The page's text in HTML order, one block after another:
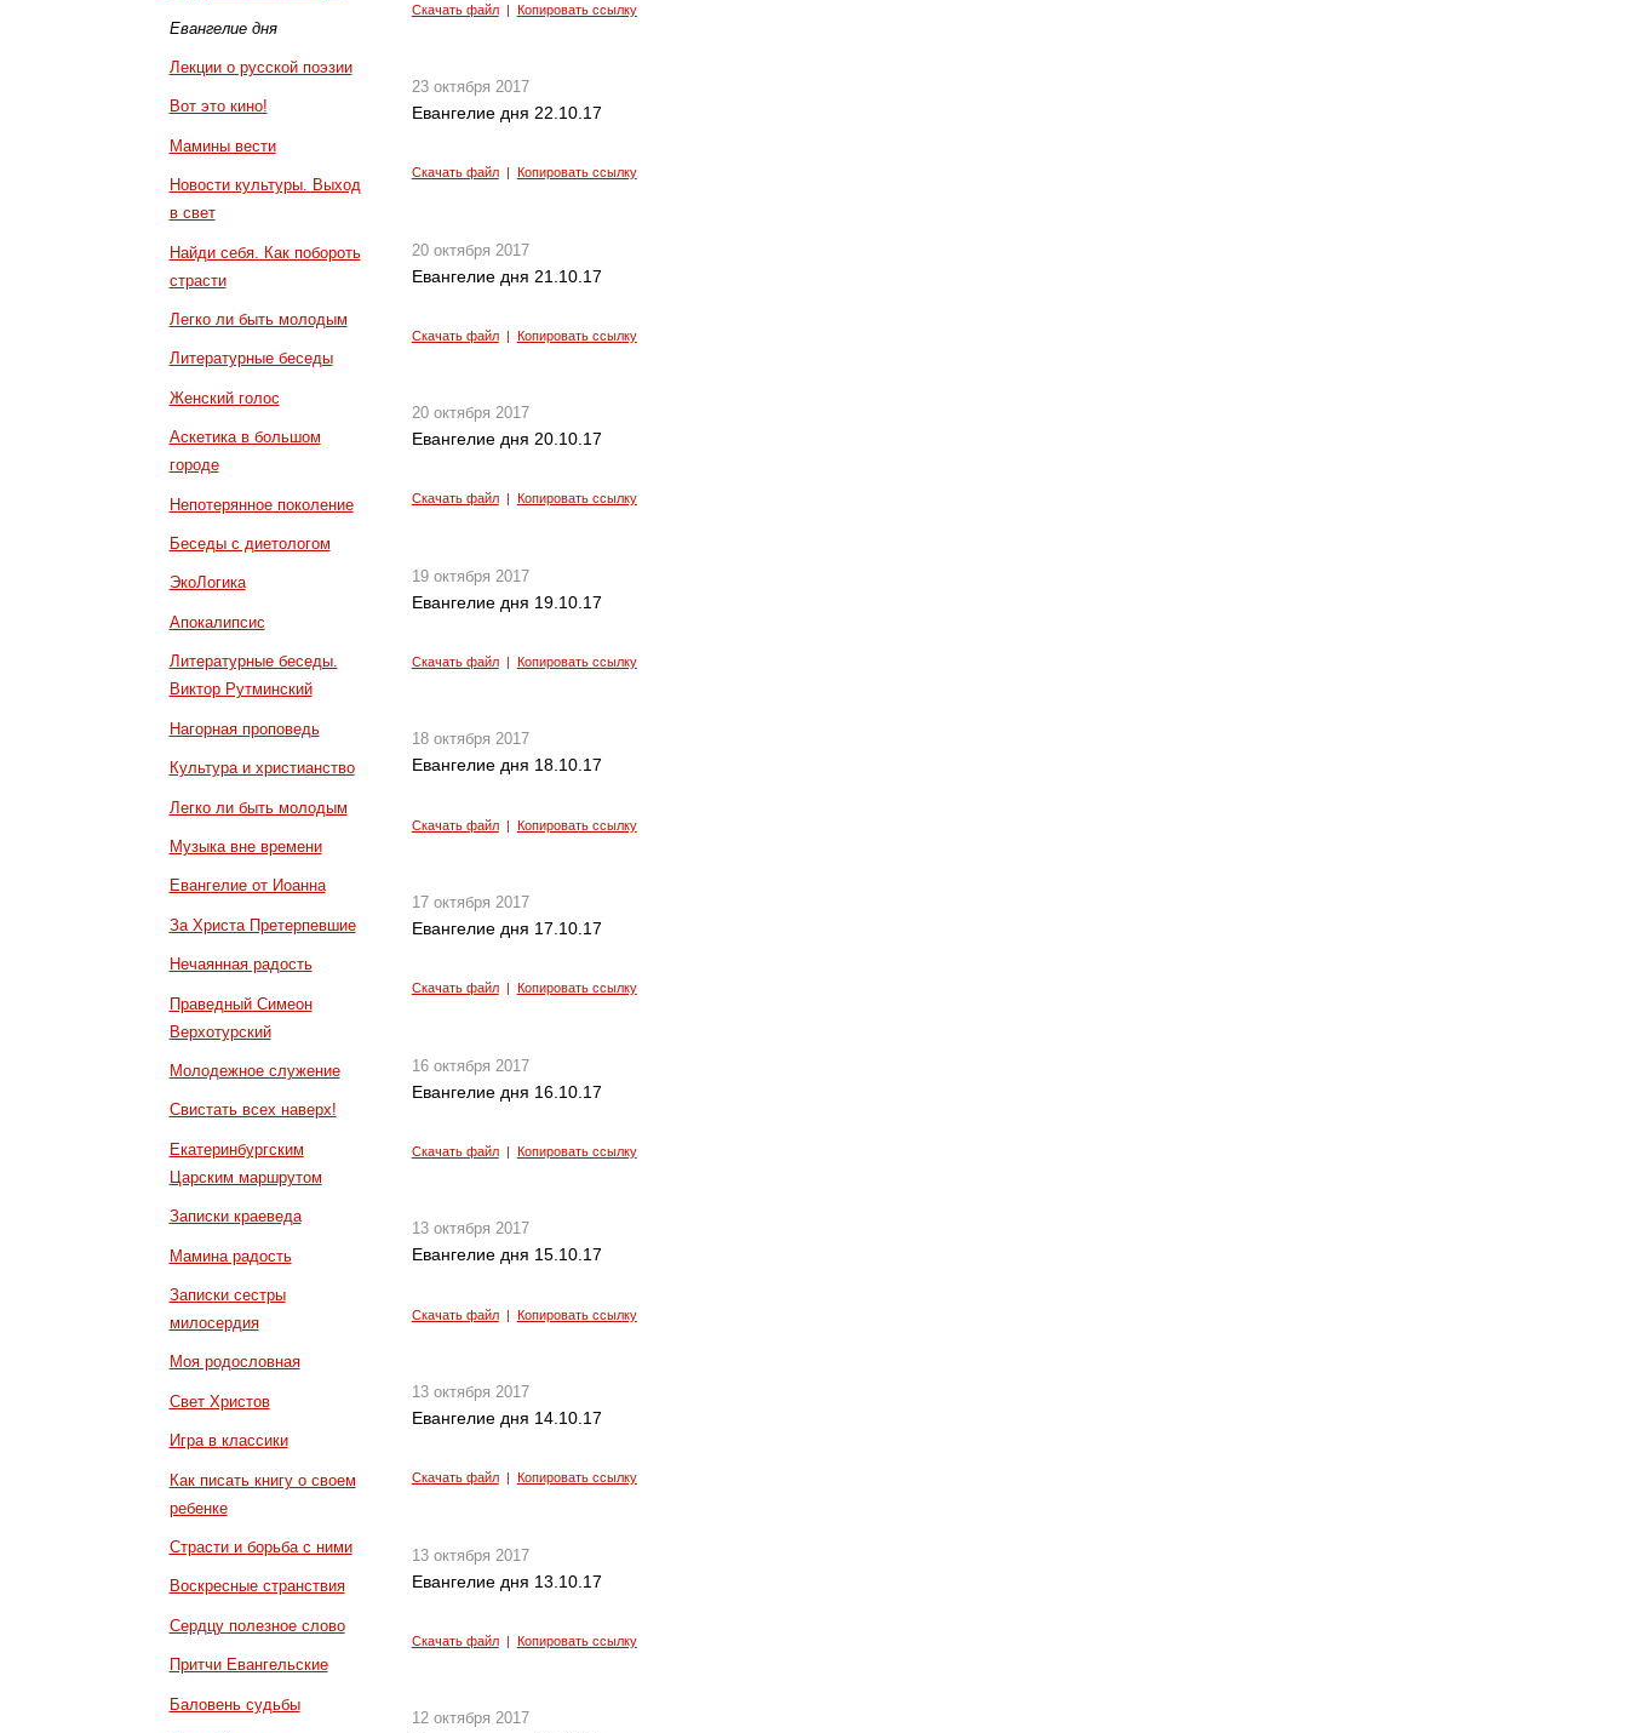
Евангелие дня
Лекции о русской поэзии
Вот это кино!
Мамины вести
Новости культуры. Выход
в свет
Найди себя. Как побороть
страсти
Легко ли быть молодым
Литературные беседы
Женский голос
Аскетика в большом
городе
Непотерянное поколение
Беседы с диетологом
ЭкоЛогика
Апокалипсис
Литературные беседы.
Виктор Рутминский
Нагорная проповедь
Культура и христианство
Легко ли быть молодым
Музыка вне времени
Евангелие от Иоанна
За Христа Претерпевшие
Нечаянная радость
Праведный Симеон
Верхотурский
Молодежное служение
Свистать всех наверх!
Екатеринбургским
Царским маршрутом
Записки краеведа
Мамина радость
Записки сестры
милосердия
Моя родословная
Свет Христов
Игра в классики
Как писать книгу о своем
ребенке
Страсти и борьба с ними
Воскресные странствия
Сердцу полезное слово
Притчи Евангельские
Баловень судьбы
Скачать файл| Копировать ссылку
23 октября 2017
Евангелие дня 22.10.17
Скачать файл| Копировать ссылку
20 октября 2017
Евангелие дня 21.10.17
Скачать файл| Копировать ссылку
20 октября 2017
Евангелие дня 20.10.17
Скачать файл| Копировать ссылку
19 октября 2017
Евангелие дня 19.10.17
Скачать файл| Копировать ссылку
18 октября 2017
Евангелие дня 18.10.17
Скачать файл| Копировать ссылку
17 октября 2017
Евангелие дня 17.10.17
Скачать файл| Копировать ссылку
16 октября 2017
Евангелие дня 16.10.17
Скачать файл| Копировать ссылку
13 октября 2017
Евангелие дня 15.10.17
Скачать файл| Копировать ссылку
13 октября 2017
Евангелие дня 14.10.17
Скачать файл| Копировать ссылку
13 октября 2017
Евангелие дня 13.10.17
Скачать файл| Копировать ссылку
12 октября 2017